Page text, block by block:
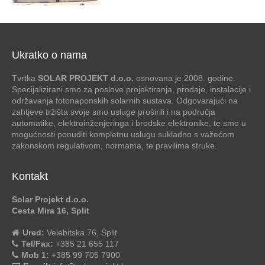
Ukratko o nama
Tvrtka SOLAR PROJEKT d.o.o. osnovana je 2008. godine.
Specijalizirani smo za poslove projektiranja, prodaje, instalacije i
održavanja fotonaponskih solarnih sustava. Odgovarajući na
zahtjeve tržišta svoje smo usluge proširili i na područja
automatike, elektroinženjeringa i brodske elektronike, te smo u
mogućnosti ponuditi kompletnu uslugu sukladno s važećom
zakonskom regulativom, normama, te pravilima struke.
Kontakt
Solar Projekt d.o.o.
Cesta Mira 16, Split
Ured: Velebitska 76, Split
Tel/Fax: +385 21 655 117
Mob 1: +385 99 705 7900